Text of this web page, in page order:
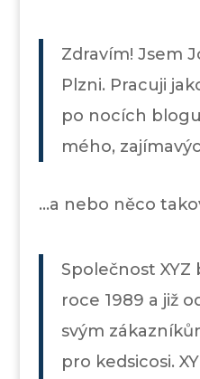
Zdravím! Jsem
Plzni. Pracuji
po nocích
mého,
…a nebo něco
Společnost XYZ
roce 1989 a již
svým
pro kedsicosi.